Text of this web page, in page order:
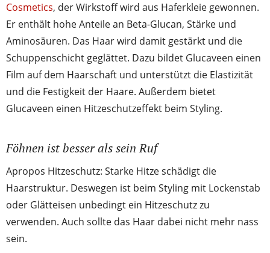
Cosmetics, der Wirkstoff wird aus Haferkleie gewonnen.
Er enthält hohe Anteile an Beta-Glucan, Stärke und
Aminosäuren. Das Haar wird damit gestärkt und die
Schuppenschicht geglättet. Dazu bildet Glucaveen einen
Film auf dem Haarschaft und unterstützt die Elastizität
und die Festigkeit der Haare. Außerdem bietet
Glucaveen einen Hitzeschutzeffekt beim Styling.
Föhnen ist besser als sein Ruf
Apropos Hitzeschutz: Starke Hitze schädigt die
Haarstruktur. Deswegen ist beim Styling mit Lockenstab
oder Glätteisen unbedingt ein Hitzeschutz zu
verwenden. Auch sollte das Haar dabei nicht mehr nass
sein.